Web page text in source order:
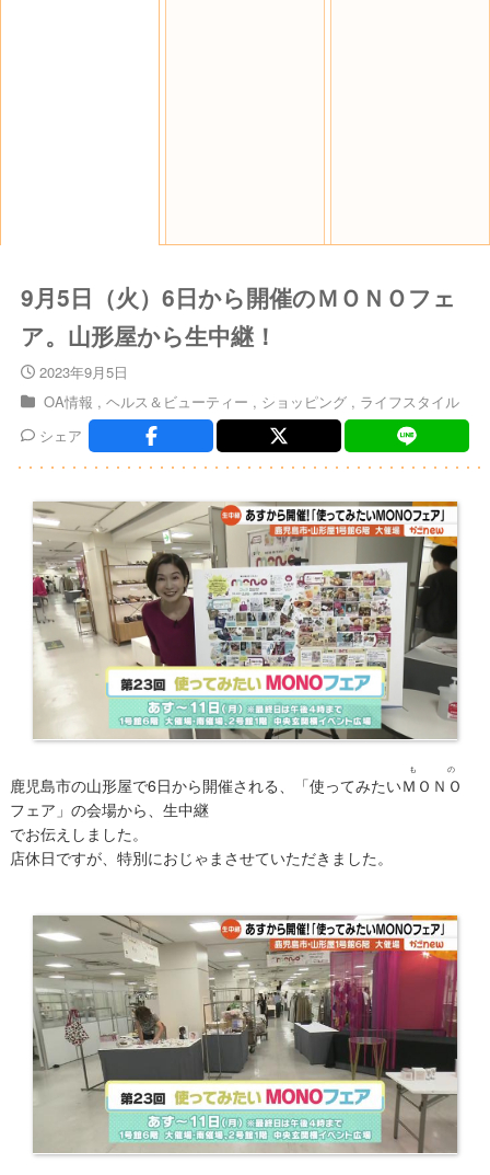
9月5日（火）6日から開催のＭＯＮＯフェ
ア。山形屋から生中継！
2023年9月5日
OA情報
ヘルス＆ビューティー ショッピング
ライフスタイル
シェア
鹿児島市の山形屋で6日から開催される、「使ってみたいＭＯＮＯ
もの
フェア」の会場から、生中継
でお伝えしました。
店休日ですが、特別におじゃまさせていただきました。